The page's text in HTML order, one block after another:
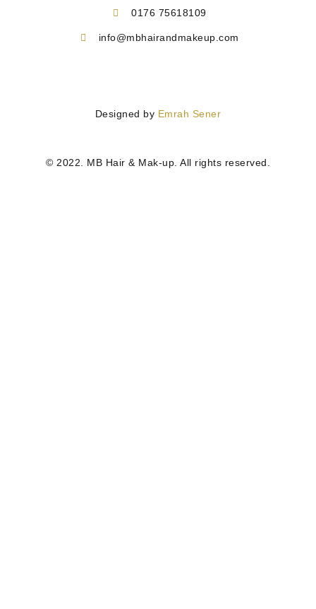
0176 75618109
info@mbhairandmakeup.com
© 2022. MB Hair & Mak-up. All rights reserved.
Designed by Emrah Sener